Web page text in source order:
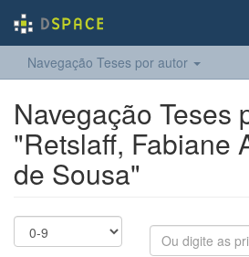
Navegação Teses por autor
Navegação Teses
"Retslaff, Fabiane
de Sousa"